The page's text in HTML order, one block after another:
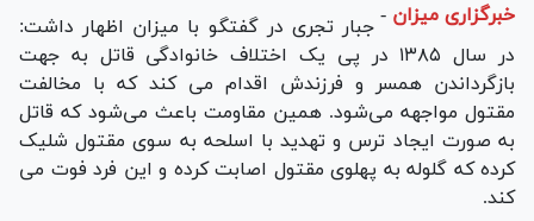
خبرگزاری میزان - جبار تجری در گفتگو با میزان اظهار داشت:
در سال ۱۳۸۵ در پی یک اختلاف خانوادگی قاتل به جهت
بازگرداندن همسر و فرزندش اقدام می کند که با مخالفت
مقتول مواجهه می‌شود. همین مقاومت باعث می‌شود که قاتل
به صورت ایجاد ترس و تهدید با اسلحه به سوی مقتول شلیک
کرده که گلوله به پهلوی مقتول اصابت کرده و این فرد فوت می
کند.